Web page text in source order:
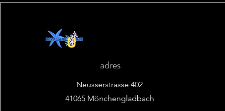
adres
Neusserstrasse 402
41065 Mönchengladbach